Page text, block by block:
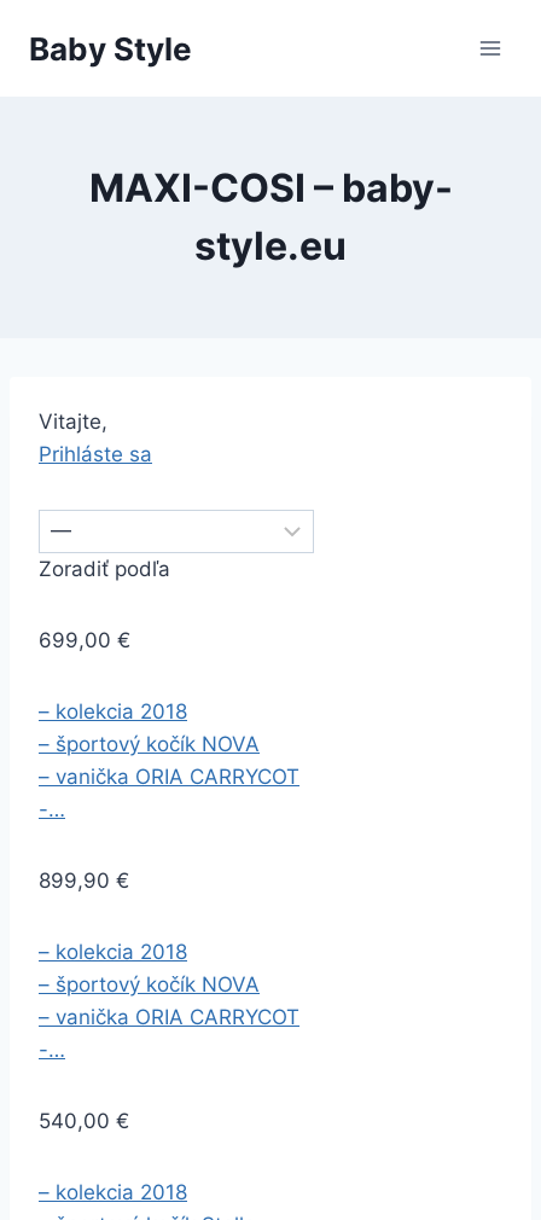
Baby Style
MAXI-COSI – baby-
style.eu
Vitajte,
Prihláste sa
Zoradiť podľa
699,00 €
– kolekcia 2018
– športový kočík NOVA
– vanička ORIA CARRYCOT
-…
899,90 €
– kolekcia 2018
– športový kočík NOVA
– vanička ORIA CARRYCOT
-…
540,00 €
– kolekcia 2018